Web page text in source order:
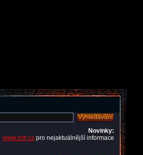
Novinky:
www.zvb.cz pro nejaktuálnější informace